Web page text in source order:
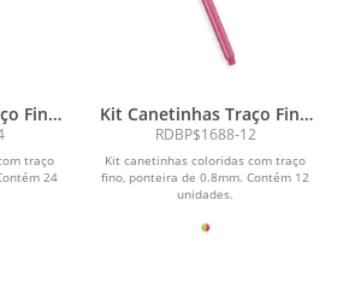
Fino
traço
24
Kit Canetinhas Traço Fino
12 cores
RDBP$1688-12
Kit canetinhas coloridas com traço
fino, ponteira de 0.8mm. Contém 12
unidades.